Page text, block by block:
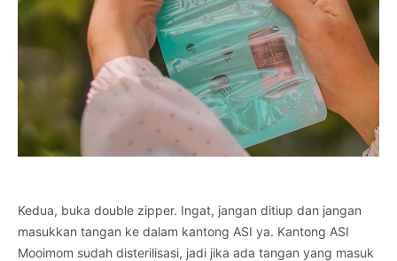
Kedua, buka double zipper. Ingat, jangan ditiup dan jangan
masukkan tangan ke dalam kantong ASI ya. Kantong ASI
Mooimom sudah disterilisasi, jadi jika ada tangan yang masuk